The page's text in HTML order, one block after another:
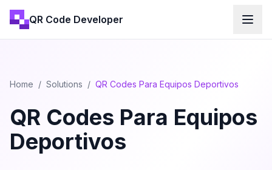
QR Code Developer
Home / Solutions / QR Codes Para Equipos Deportivos
QR Codes Para Equipos
Deportivos